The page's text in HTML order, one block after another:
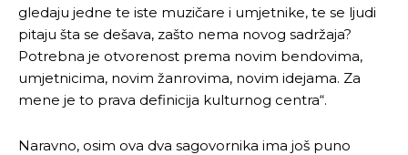
gledaju jedne te iste muzičare i umjetnike, te se ljudi
pitaju šta se dešava, zašto nema novog sadržaja?
Potrebna je otvorenost prema novim bendovima,
umjetnicima, novim žanrovima, novim idejama. Za
mene je to prava definicija kulturnog centra“.
Naravno, osim ova dva sagovornika ima još puno